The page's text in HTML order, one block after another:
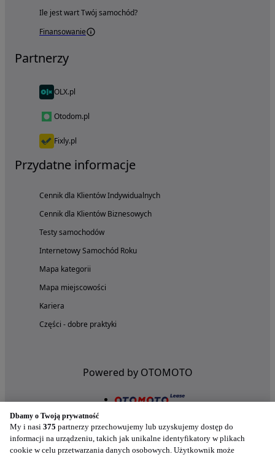
Ile jest wart Twój samochód?
Finansowanie
Partnerzy
OLX.pl
Otodom.pl
Fixly.pl
Przydatne informacje
Cennik dla Klientów Indywidualnych
Cennik dla Klientów Biznesowych
Testy samochodów
Internetowy Samochód Roku
Mapa kategorii
Mapa miejscowości
Kariera
Części - dobre praktyki
Powered by OTOMOTO
Dbamy o Twoją prywatność
My i nasi 375 partnerzy przechowujemy lub uzyskujemy dostęp do
informacji na urządzeniu, takich jak unikalne identyfikatory w plikach
cookie w celu przetwarzania danych osobowych. Użytkownik może